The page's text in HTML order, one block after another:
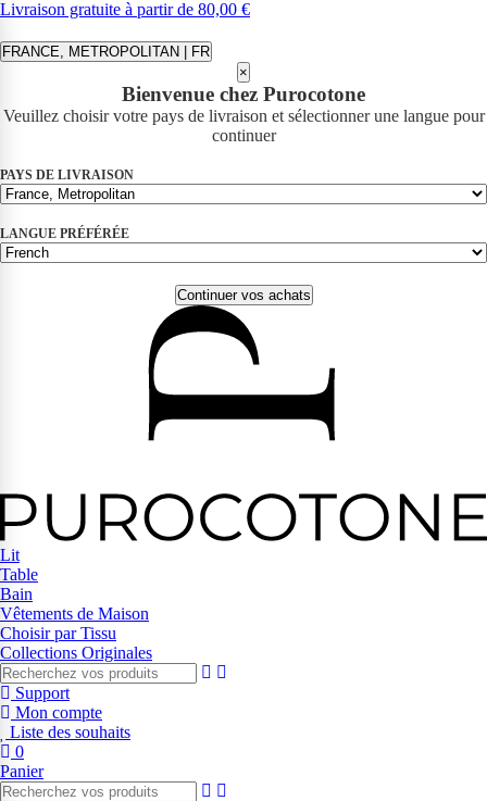
Livraison gratuite à partir de 80,00 €
FRANCE, METROPOLITAN | FR
×
Bienvenue chez Purocotone
Veuillez choisir votre pays de livraison et sélectionner une langue pour
continuer
PAYS DE LIVRAISON
LANGUE PRÉFÉRÉE
Continuer vos achats
Lit
Table
Bain
Vêtements de Maison
Choisir par Tissu
Collections Originales
Support
Mon compte
Liste des souhaits
0
Panier